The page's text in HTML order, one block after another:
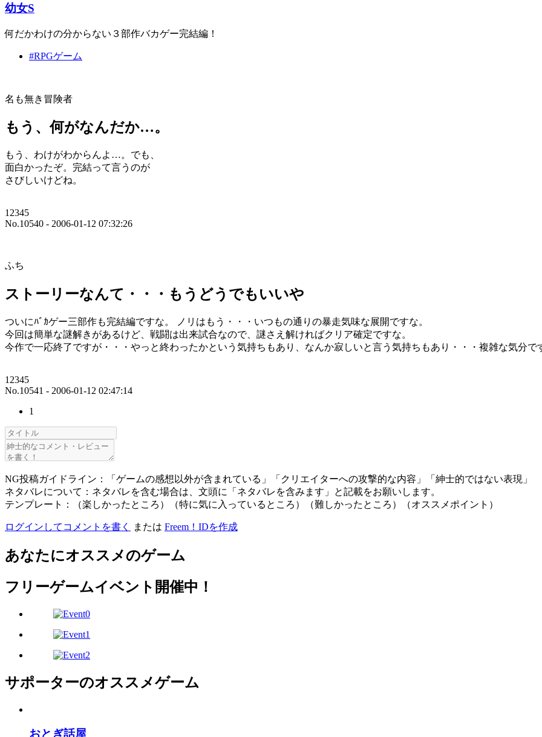
幼女S
何だかわけの分からない３部作バカゲー完結編！
#RPGゲーム
名も無き冒険者
もう、何がなんだか…。
もう、わけがわからんよ…。でも、
面白かったぞ。完結って言うのが
さびしいけどね。
12345
No.10540 - 2006-01-12 07:32:26
ふち
ストーリーなんて・・・もうどうでもいいや
ついにﾊﾞｶゲー三部作も完結編ですな。 ノリはもう・・・いつもの通りの暴走気味な展開ですな。
今回は簡単な謎解きがあるけど、戦闘は出来試合なので、謎さえ解ければクリア確定ですな。
今作で一応終了ですが・・・やっと終わったかという気持ちもあり、なんか寂しいと言う気持ちもあり・・・複雑な気分で
12345
No.10541 - 2006-01-12 02:47:14
1
NG投稿ガイドライン：「ゲームの感想以外が含まれている」「クリエイターへの攻撃的な内容」「紳士的ではない表現」
ネタバレについて：ネタバレを含む場合は、文頭に「ネタバレを含みます」と記載をお願いします。
テンプレート：（楽しかったところ）（特に気に入っているところ）（難しかったところ）（オススメポイント）
ログインしてコメントを書く または Freem！IDを作成
あなたにオススメのゲーム
フリーゲームイベント開催中！
サポーターのオススメゲーム
おとぎ話屋